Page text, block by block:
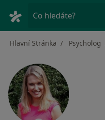
Co hledáte?
Hlavní Stránka Psycholog